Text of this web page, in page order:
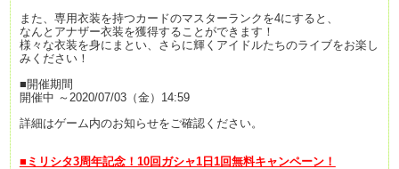
また、専用衣装を持つカードのマスターランクを4にすると、
なんとアナザー衣装を獲得することができます！
様々な衣装を身にまとい、さらに輝くアイドルたちのライブをお楽し
みください！
■開催期間
開催中 ～2020/07/03（金）14:59
詳細はゲーム内のお知らせをご確認ください。
■ミリシタ3周年記念！10回ガシャ1日1回無料キャンペーン！